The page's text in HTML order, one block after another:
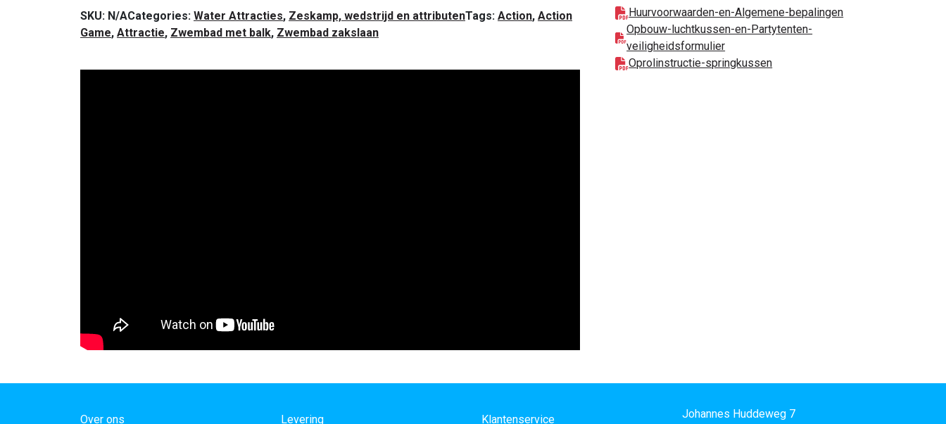
SKU: N/ACategories: Water Attracties, Zeskamp, wedstrijd en attributenTags: Action, Action
Game, Attractie, Zwembad met balk, Zwembad zakslaan
Huurvoorwaarden-en-Algemene-bepalingen
Opbouw-luchtkussen-en-Partytenten-
veiligheidsformulier
Oprolinstructie-springkussen
Over ons Levering Klantenservice Johannes Huddeweg 7